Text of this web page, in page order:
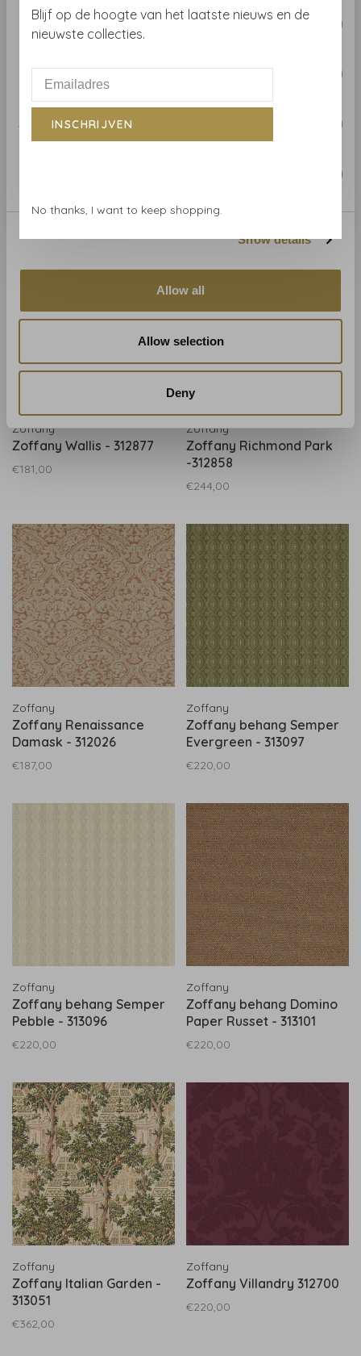
Consent
Selection
Necessary
Statistics
Show details
Allow all
Allow selection
Deny
€297,00 €297,00
Zoffany
Zoffany Wallis - 312877
€181,00
Zoffany
Zoffany Richmond Park
-312858
€244,00
Zoffany
Zoffany Renaissance
Damask - 312026
€187,00
Zoffany
Zoffany behang Semper
Evergreen - 313097
€220,00
Zoffany
Zoffany behang Semper
Pebble - 313096
€220,00
Zoffany
Zoffany behang Domino
Paper Russet - 313101
€220,00
Zoffany
Zoffany Italian Garden -
313051
€362,00
Zoffany
Zoffany Villandry 312700
€220,00
Blijf op de hoogte van het laatste nieuws en de
nieuwste collecties.
INSCHRIJVEN
No thanks, I want to keep shopping.